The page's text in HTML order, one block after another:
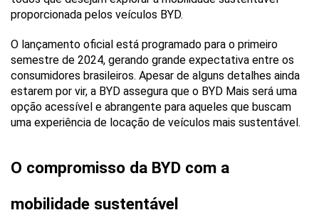
proporcionada pelos veículos BYD.
O lançamento oficial está programado para o primeiro
semestre de 2024, gerando grande expectativa entre os
consumidores brasileiros. Apesar de alguns detalhes ainda
estarem por vir, a BYD assegura que o BYD Mais será uma
opção acessível e abrangente para aqueles que buscam
uma experiência de locação de veículos mais sustentável.
O compromisso da BYD com a
mobilidade sustentável